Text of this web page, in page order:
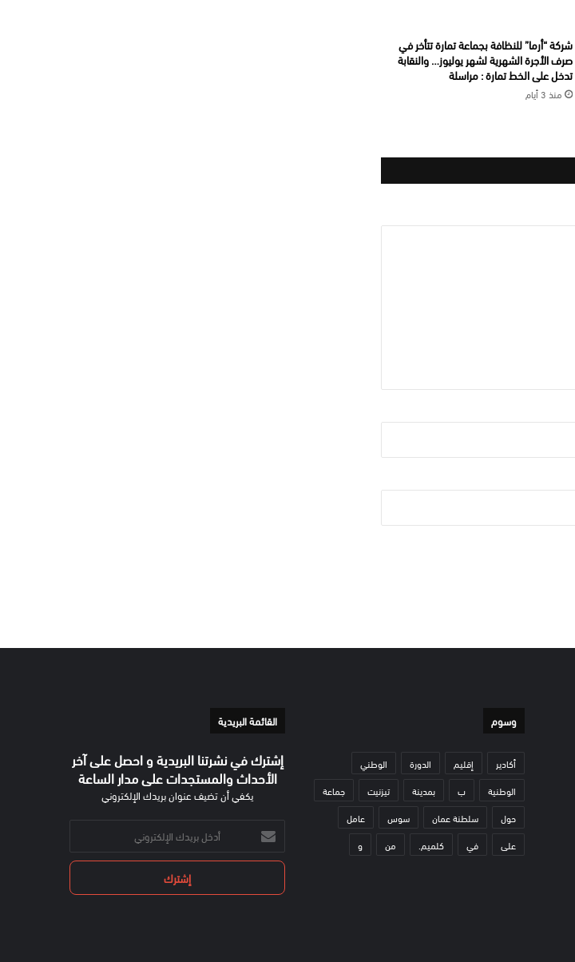
شركة “أرما” للنظافة بجماعة تمارة تتأخر في
صرف الأجرة الشهرية لشهر يوليوز… والنقابة
تدخل على الخط تمارة : مراسلة
منذ 3 أيام
وسوم
أكادير إقليم الدورة
الوطني
الوطنية
ب بمدينة تيزنيت
جماعة
حول
سلطنة عمان سوس
عامل
على
في كلميم. من و
القائمة البريدية
إشترك في نشرتنا البريدية و احصل على آخر
الأحداث والمستجدات على مدار الساعة
يكفي أن تضيف عنوان بريدك الإلكتروني
أدخل
بريدك
الإلكتروني